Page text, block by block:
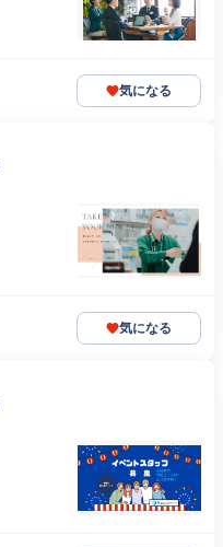
気になる
気になる